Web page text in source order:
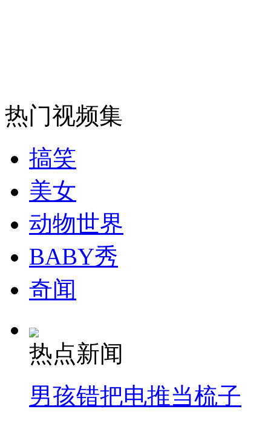
消防员救轻生者
纽约上演“枕头大战”
司机酒驾遇交警 急速倒车逃窜
热门视频集
搞笑
美女
动物世界
BABY秀
奇闻
热点新闻
男孩错把电推当梳子